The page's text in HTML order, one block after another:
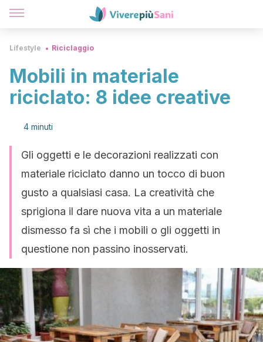
Lifestyle Riciclaggio
Mobili in materiale
riciclato: 8 idee creative
4 minuti
Gli oggetti e le decorazioni realizzati con
materiale riciclato danno un tocco di buon
gusto a qualsiasi casa. La creatività che
sprigiona il dare nuova vita a un materiale
dismesso fa sì che i mobili o gli oggetti in
questione non passino inosservati.